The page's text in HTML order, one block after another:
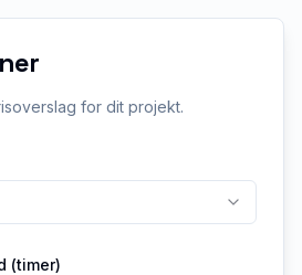
for dit projekt.
(timer)